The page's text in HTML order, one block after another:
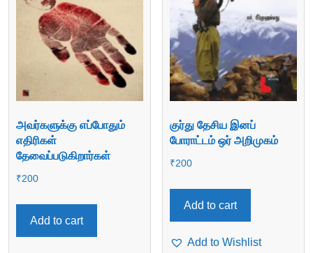
அவர்களுக்கு எப்போதும்
எதிரிகள்
தேவைப்படுகிறார்கள்
₹200
Add to cart
குர்து தேசிய இனப்
போராட்டம் ஒர் அறிமுகம்
₹200
Add to cart
Add to Wishlist